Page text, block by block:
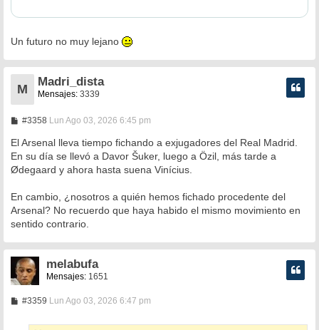
Un futuro no muy lejano
M
Madri_dista
Mensajes: 3339
#3358M
n
s
a
j
Lun Ago 03, 2026 6:45 pm
El Arsenal lleva tiempo fichando a exjugadores del Real Madrid.
En su día se llevó a Davor Šuker, luego a Özil, más tarde a
Ødegaard y ahora hasta suena Vinícius.
En cambio, ¿nosotros a quién hemos fichado procedente del
Arsenal? No recuerdo que haya habido el mismo movimiento en
sentido contrario.
melabufa
Mensajes: 1651
#3359MLun Ago 03, 2026 6:47 pm